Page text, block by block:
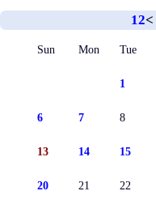
12<
Sun Mon Tue
1
6 7 8
13 14 15
20 21 22